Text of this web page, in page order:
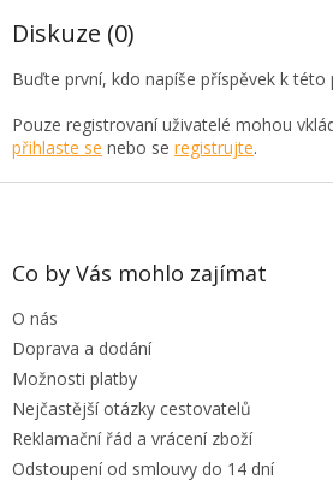
Diskuze (0)
Buďte první, kdo napíše příspěvek k této
Pouze registrovaní uživatelé mohou
přihlaste se nebo se registrujte.
Z
Co by Vás mohlo zajímat
O nás
Doprava a dodání
Možnosti platby
Nejčastější otázky cestovatelů
Reklamační řád a vrácení zboží
Odstoupení od smlouvy do 14 dní